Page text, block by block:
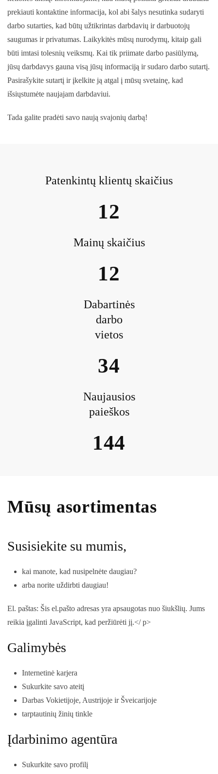
prekiauti kontaktine informacija, kol abi šalys nesutinka sudaryti
darbo sutarties, kad būtų užtikrintas darbdavių ir darbuotojų
saugumas ir privatumas. Laikykitės mūsų nurodymų, kitaip gali
būti imtasi tolesnių veiksmų. Kai tik priimate darbo pasiūlymą,
jūsų darbdavys gauna visą jūsų informaciją ir sudaro darbo sutartį.
Pasirašykite sutartį ir įkelkite ją atgal į mūsų svetainę, kad
išsiųstumėte naujajam darbdaviui.
Tada galite pradėti savo naują svajonių darbą!
Patenkintų klientų skaičius
12
Mainų skaičius
12
Dabartinės
darbo
vietos
34
Naujausios
paieškos
144
Mūsų asortimentas
Susisiekite su mumis,
kai manote, kad nusipelnėte daugiau?
arba norite uždirbti daugiau!
El. paštas: Šis el.pašto adresas yra apsaugotas nuo šiukšlių. Jums
reikia įgalinti JavaScript, kad peržiūrėti jį.</ p>
Galimybės
Internetinė karjera
Sukurkite savo ateitį
Darbas Vokietijoje, Austrijoje ir Šveicarijoje
tarptautinių žinių tinkle
Įdarbinimo agentūra
Sukurkite savo profilį